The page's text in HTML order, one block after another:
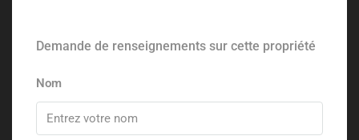
Demande de renseignements sur cette propriété
Nom